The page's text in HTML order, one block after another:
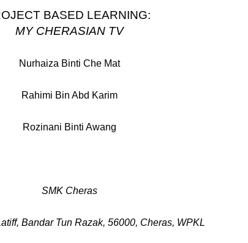
BASED LEARNING:
MY CHERASIAN TV
Nurhaiza Binti Che Mat
Rahimi Bin Abd Karim
Rozinani Binti Awang
SMK Cheras
Bandar Tun Razak, 56000, Cheras, WPKL